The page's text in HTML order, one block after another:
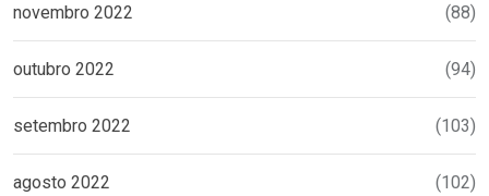
novembro 2022 (88)
outubro 2022 (94)
setembro 2022 (103)
agosto 2022 (102)